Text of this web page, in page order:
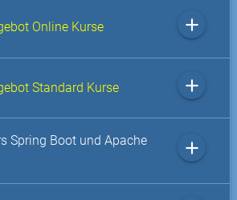
Online Kurse add
Standard Kurse add
Spring Boot und Apache
add